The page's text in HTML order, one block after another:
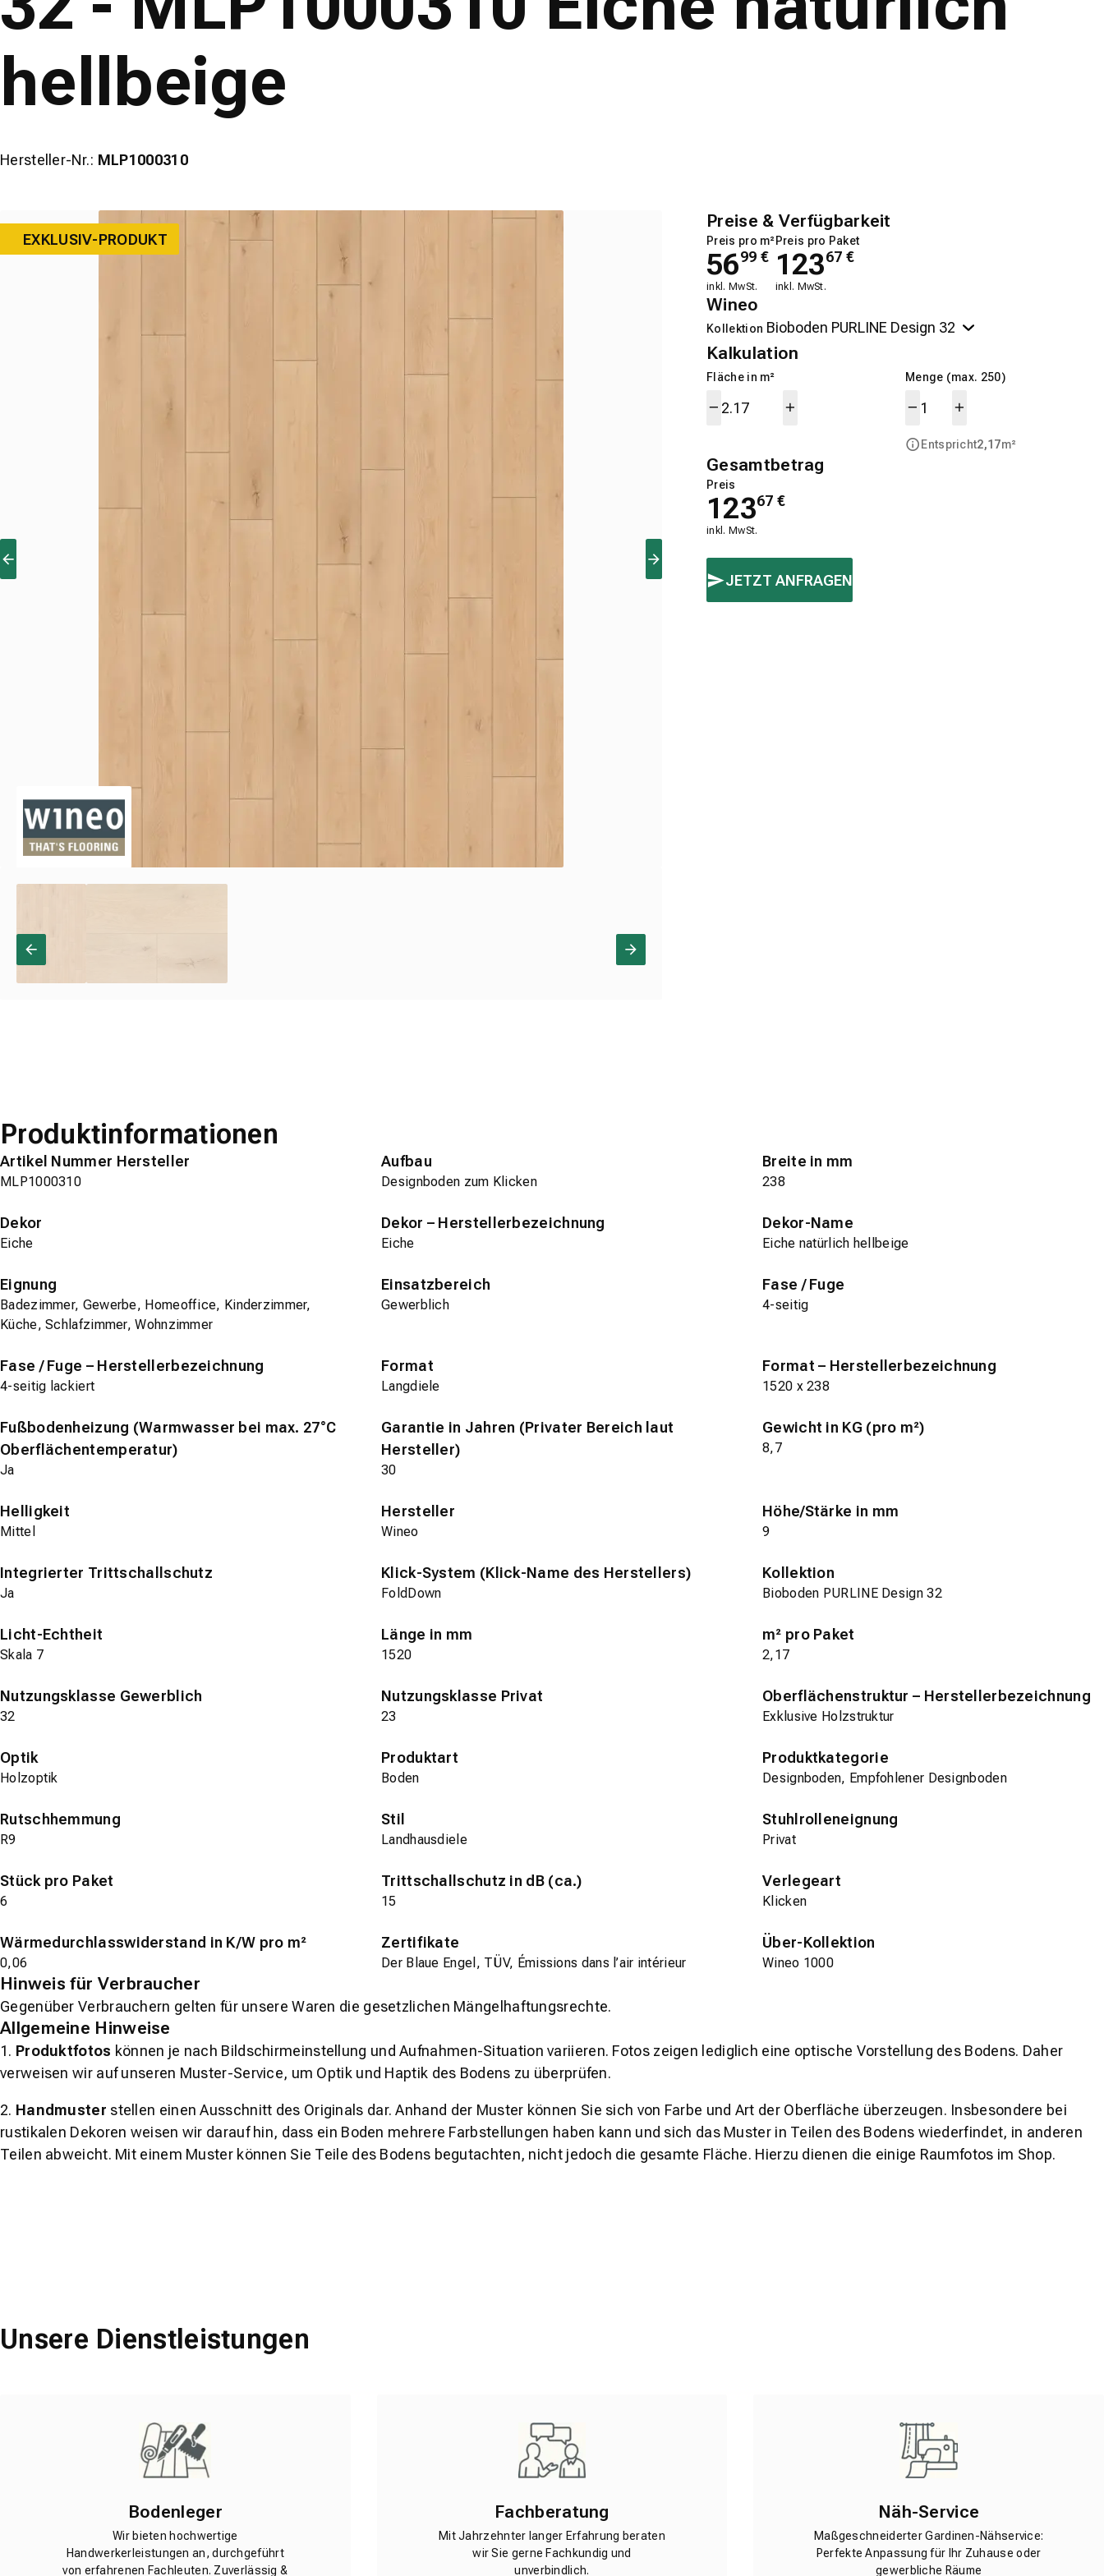
hellbeige
Hersteller-Nr.: MLP1000310
EXKLUSIV-PRODUKT
Preise & Verfügbarkeit
Preis pro m²
5699 €
inkl. MwSt.
Preis pro Paket
12367 €
inkl. MwSt.
Wineo
Kollektion
Kalkulation
Fläche in m² Menge (max. 250)
Entspricht2,17m²
Gesamtbetrag
Preis
12367 €
inkl. MwSt.
JETZT ANFRAGEN
Produktinformationen
Artikel Nummer Hersteller
MLP1000310
Aufbau
Designboden zum Klicken
Breite in mm
238
Dekor
Eiche
Dekor – Herstellerbezeichnung
Eiche
Dekor-Name
Eiche natürlich hellbeige
Eignung
Badezimmer, Gewerbe, Homeoffice, Kinderzimmer,
Küche, Schlafzimmer, Wohnzimmer
Einsatzbereich
Gewerblich
Fase / Fuge
4-seitig
Fase / Fuge – Herstellerbezeichnung
4-seitig lackiert
Format
Langdiele
Format – Herstellerbezeichnung
1520 x 238
Fußbodenheizung (Warmwasser bei max. 27°C
Oberflächentemperatur)
Ja
Garantie in Jahren (Privater Bereich laut
Hersteller)
30
Gewicht in KG (pro m²)
8,7
Helligkeit
Mittel
Hersteller
Wineo
Höhe/Stärke in mm
9
Integrierter Trittschallschutz
Ja
Klick-System (Klick-Name des Herstellers)
FoldDown
Kollektion
Bioboden PURLINE Design 32
Licht-Echtheit
Skala 7
Länge in mm
1520
m² pro Paket
2,17
Nutzungsklasse Gewerblich
32
Nutzungsklasse Privat
23
Oberflächenstruktur – Herstellerbezeichnung
Exklusive Holzstruktur
Optik
Holzoptik
Produktart
Boden
Produktkategorie
Designboden, Empfohlener Designboden
Rutschhemmung
R9
Stil
Landhausdiele
Stuhlrolleneignung
Privat
Stück pro Paket
6
Trittschallschutz in dB (ca.)
15
Verlegeart
Klicken
Wärmedurchlasswiderstand in K/W pro m²
0,06
Zertifikate
Der Blaue Engel, TÜV, Émissions dans l’air intérieur
Über-Kollektion
Wineo 1000
Hinweis für Verbraucher
Gegenüber Verbrauchern gelten für unsere Waren die gesetzlichen Mängelhaftungsrechte.
Allgemeine Hinweise
1. Produktfotos können je nach Bildschirmeinstellung und Aufnahmen-Situation variieren. Fotos zeigen lediglich eine optische Vorstellung des Bodens. Daher
verweisen wir auf unseren Muster-Service, um Optik und Haptik des Bodens zu überprüfen.
2. Handmuster stellen einen Ausschnitt des Originals dar. Anhand der Muster können Sie sich von Farbe und Art der Oberfläche überzeugen. Insbesondere bei
rustikalen Dekoren weisen wir darauf hin, dass ein Boden mehrere Farbstellungen haben kann und sich das Muster in Teilen des Bodens wiederfindet, in anderen
Teilen abweicht. Mit einem Muster können Sie Teile des Bodens begutachten, nicht jedoch die gesamte Fläche. Hierzu dienen die einige Raumfotos im Shop.
Unsere Dienstleistungen
Bodenleger
Wir bieten hochwertige
Handwerkerleistungen an, durchgeführt
von erfahrenen Fachleuten. Zuverlässig &
Fachberatung
Mit Jahrzehnter langer Erfahrung beraten
wir Sie gerne Fachkundig und
unverbindlich.
Näh-Service
Maßgeschneiderter Gardinen-Nähservice:
Perfekte Anpassung für Ihr Zuhause oder
gewerbliche Räume